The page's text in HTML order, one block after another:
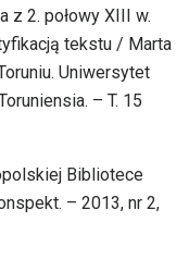
z 2. połowy XIII w.
tekstu / Marta
Uniwersytet
– T. 15
Bibliotece
– 2013, nr 2,